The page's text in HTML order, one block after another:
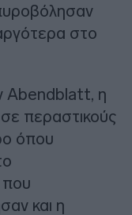
στο
Abendblatt, η
σε περαστικούς
όπου
που
και η